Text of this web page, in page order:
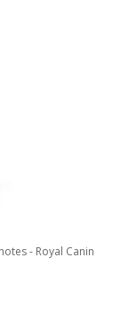
- Royal Canin